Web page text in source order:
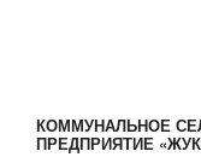
КОММУНАЛЬНОЕ
ПРЕДПРИЯТИЕ